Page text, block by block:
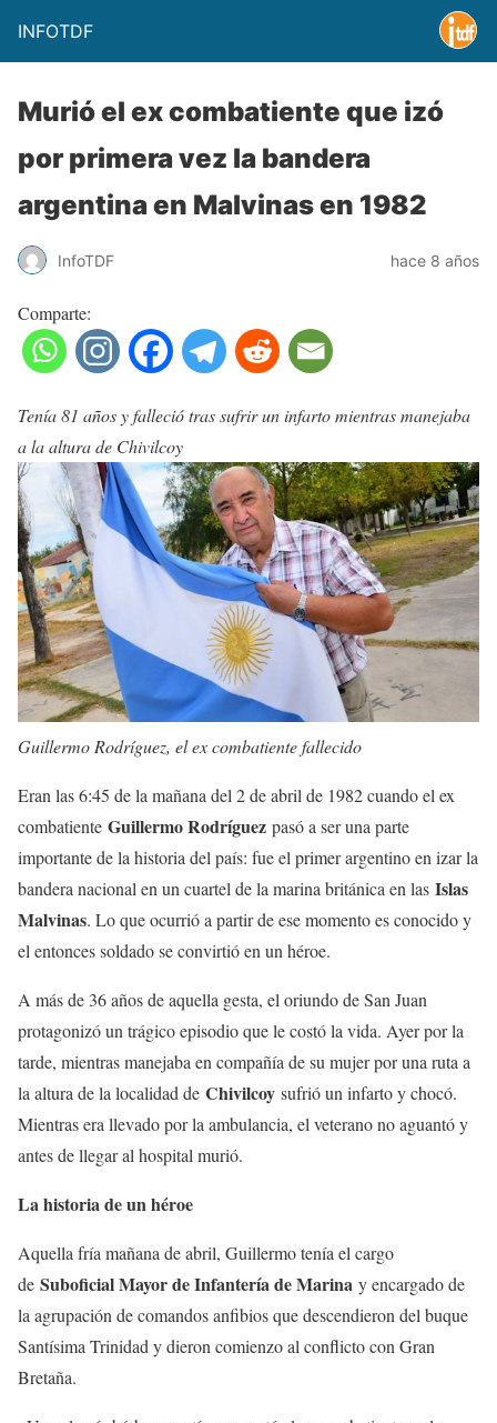
INFOTDF
Murió el ex combatiente que izó
por primera vez la bandera
argentina en Malvinas en 1982
InfoTDF hace 8 años
Comparte:
Tenía 81 años y falleció tras sufrir un infarto mientras manejaba
a la altura de Chivilcoy
Guillermo Rodríguez, el ex combatiente fallecido
Eran las 6:45 de la mañana del 2 de abril de 1982 cuando el ex
combatiente Guillermo Rodríguez pasó a ser una parte
importante de la historia del país: fue el primer argentino en izar la
bandera nacional en un cuartel de la marina británica en las Islas
Malvinas. Lo que ocurrió a partir de ese momento es conocido y
el entonces soldado se convirtió en un héroe.
A más de 36 años de aquella gesta, el oriundo de San Juan
protagonizó un trágico episodio que le costó la vida. Ayer por la
tarde, mientras manejaba en compañía de su mujer por una ruta a
la altura de la localidad de Chivilcoy sufrió un infarto y chocó.
Mientras era llevado por la ambulancia, el veterano no aguantó y
antes de llegar al hospital murió.
La historia de un héroe
Aquella fría mañana de abril, Guillermo tenía el cargo
de Suboficial Mayor de Infantería de Marina y encargado de
la agrupación de comandos anfibios que descendieron del buque
Santísima Trinidad y dieron comienzo al conflicto con Gran
Bretaña.